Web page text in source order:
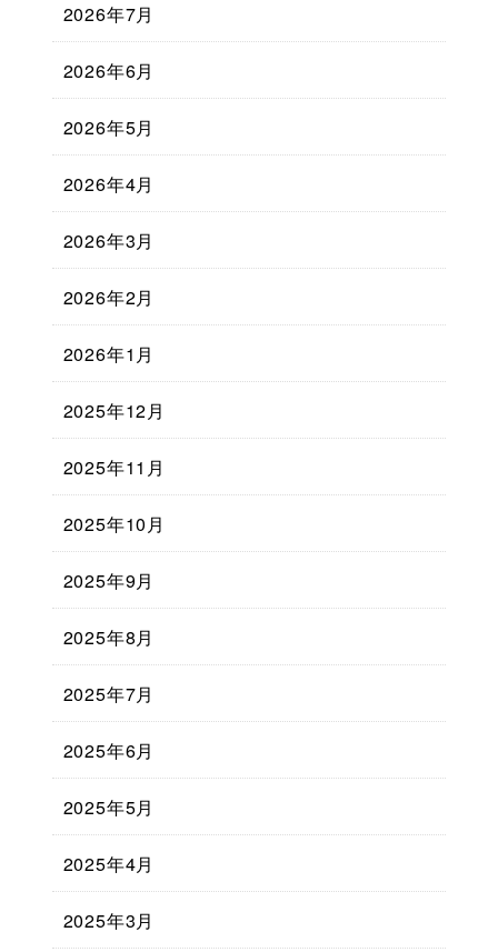
2026年7月
2026年6月
2026年5月
2026年4月
2026年3月
2026年2月
2026年1月
2025年12月
2025年11月
2025年10月
2025年9月
2025年8月
2025年7月
2025年6月
2025年5月
2025年4月
2025年3月